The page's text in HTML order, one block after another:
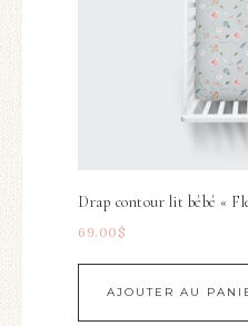
Drap contour lit bébé «
69.00 $
AJOUTER AU